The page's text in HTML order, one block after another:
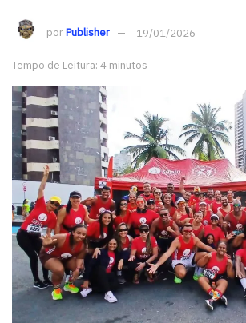
porPublisher 19/01/2026
Tempo de Leitura: 4 minutos